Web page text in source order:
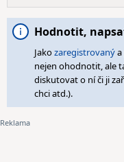
Hodnotit,
Jakozaregistrovanýa
nejen ohodnotit, ale
diskutovat o ní či ji
chci atd.).